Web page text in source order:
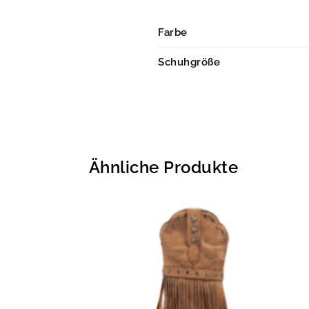
Farbe
Schuhgröße
Ähnliche Produkte